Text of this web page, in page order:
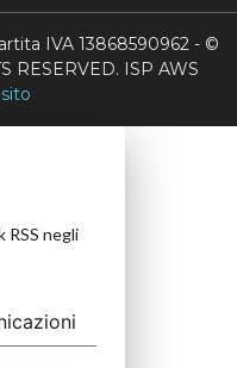
IVA 13868590962 - ©
RESERVED. ISP AWS
RSS negli